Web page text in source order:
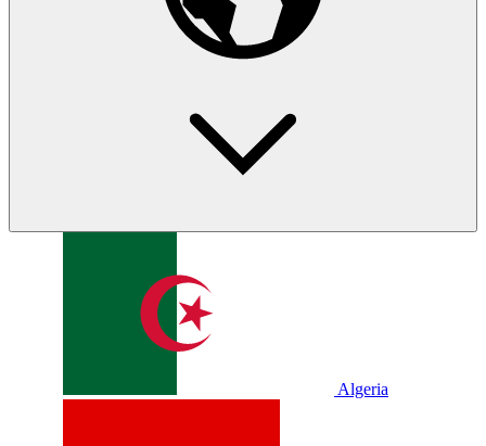
Algeria